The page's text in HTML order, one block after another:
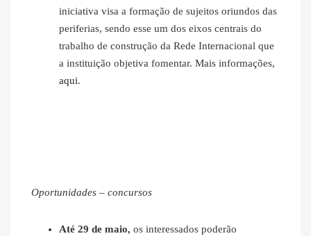
iniciativa visa a formação de sujeitos oriundos das
periferias, sendo esse um dos eixos centrais do
trabalho de construção da Rede Internacional que
a instituição objetiva fomentar. Mais informações,
aqui.
Oportunidades – concursos
Até 29 de maio, os interessados poderão